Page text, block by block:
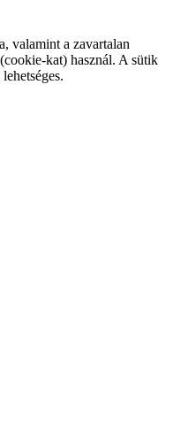
valamint a zavartalan
kat) használ. A sütik